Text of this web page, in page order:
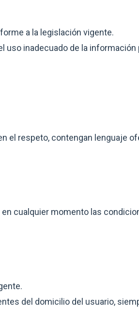
a la legislación vigente.
uso inadecuado de la información
el respeto, contengan lenguaje
cualquier momento las
del domicilio del usuario,